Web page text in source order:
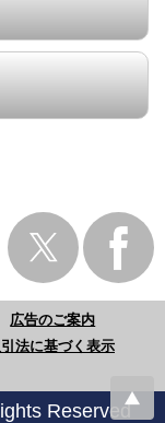
広告のご案内
法に基づく表示
Reserved